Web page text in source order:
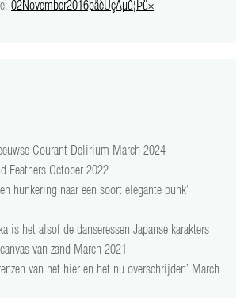
02November2016þåèÚçÄµû¦Þü×
Courant Delirium March 2024
Feathers October 2022
hunkering naar een soort elegante punk’
is het alsof de danseressen Japanse karakters
van zand March 2021
van het hier en het nu overschrijden’ March